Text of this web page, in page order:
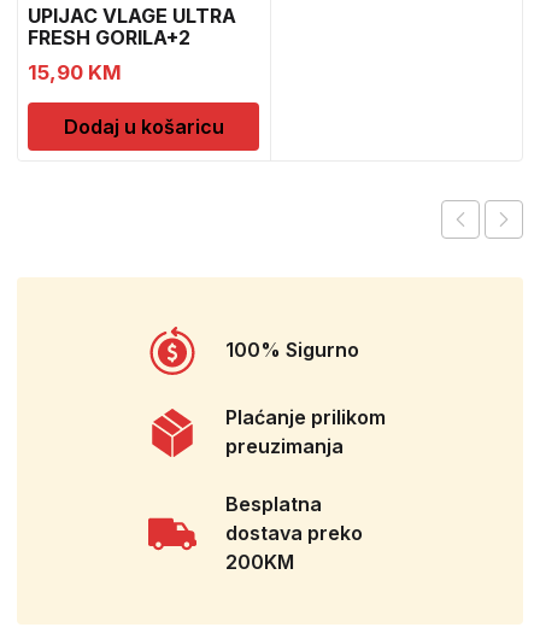
UPIJAC VLAGE ULTRA
FRESH GORILA+2
DOPUNE
15,90 KM
Dodaj u košaricu
100% Sigurno
Plaćanje prilikom
preuzimanja
Besplatna
dostava preko
200KM